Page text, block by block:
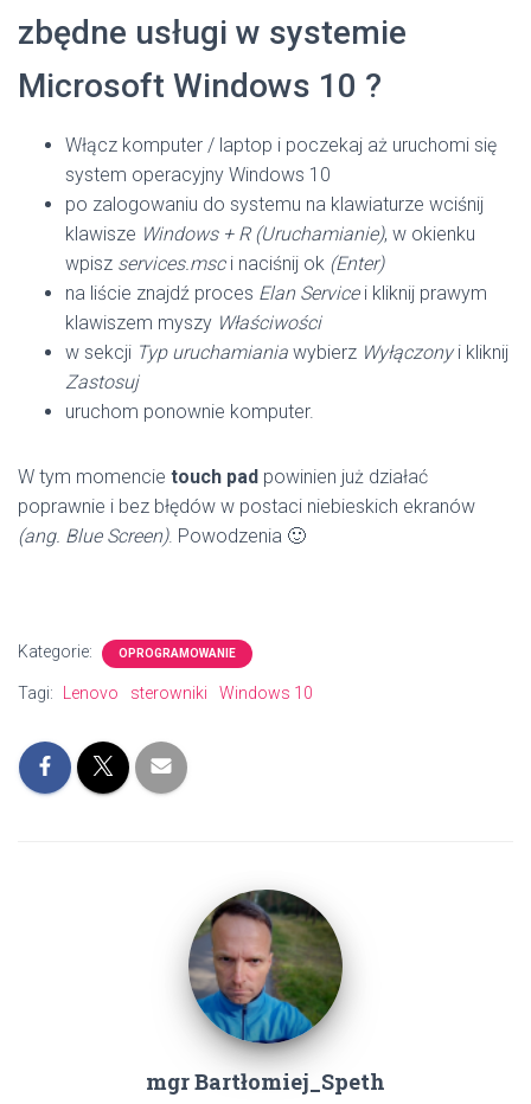
zbędne usługi w systemie
Microsoft Windows 10 ?
Włącz komputer / laptop i poczekaj aż uruchomi się
system operacyjny Windows 10
po zalogowaniu do systemu na klawiaturze wciśnij
klawisze Windows + R (Uruchamianie), w okienku
wpisz services.msci naciśnij ok (Enter)
na liście znajdź proces Elan Servicei kliknij prawym
klawiszem myszy Właściwości
w sekcji Typ uruchamiania wybierz Wyłączonyi kliknij
Zastosuj
uruchom ponownie komputer.
W tym momencie touch pad powinien już działać
poprawnie i bez błędów w postaci niebieskich ekranów
(ang. Blue Screen). Powodzenia 🙂
Kategorie: OPROGRAMOWANIE
Tagi: Lenovo sterowniki Windows 10
mgr Bartłomiej_Speth